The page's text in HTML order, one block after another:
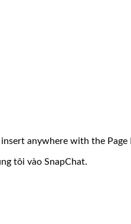
anywhere with the Page
tôi vào SnapChat.